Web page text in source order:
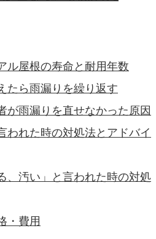
ル屋根の寿命と耐用年数
たら雨漏りを繰り返す
が雨漏りを直せなかった原因
われた時の対処法とアドバイ
、汚い」と言われた時の対処
・費用